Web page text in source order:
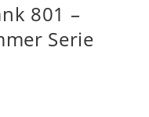
801 –
Serie